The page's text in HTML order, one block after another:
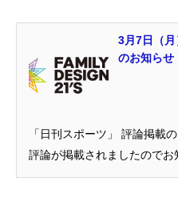
3月7日（
のお知らせ
「日刊スポーツ」 評論掲載
評論が掲載されましたのでお